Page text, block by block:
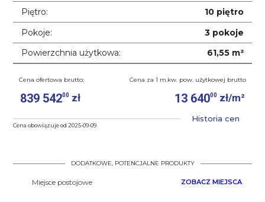
Piętro:
10 piętro
Pokoje:
3 pokoje
Powierzchnia użytkowa:
61,55 m²
Cena ofertowa brutto: Cena za 1 m.kw. pow. użytkowej brutto
839 54200 zł 13 64000 zł/m²
Historia cen
Cena obowiązuje od 2025-09-09
DODATKOWE, POTENCJALNE PRODUKTY
Miejsce postojowe ZOBACZ MIEJSCA